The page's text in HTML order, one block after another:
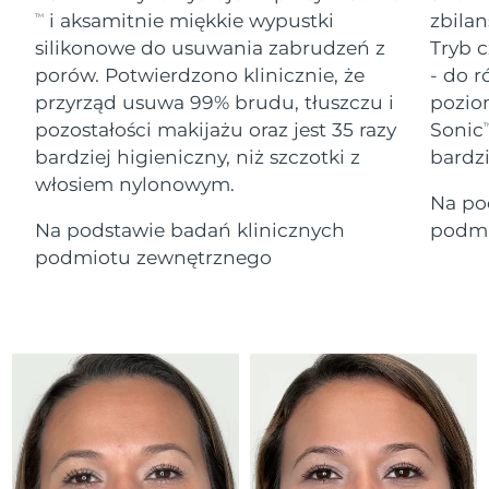
TM
i aksamitnie miękkie wypustki
silikonowe do usuwania zabrudzeń z
porów. Potwierdzono klinicznie, że
przyrząd usuwa 99% brudu, tłuszczu i
pozostałości makijażu oraz jest 35 razy
bardziej higieniczny, niż szczotki z
włosiem nylonowym.
Na podstawie badań klinicznych
podmiotu zewnętrznego
Tryb
- do
Sonic
Na
All revitalizing eye massagers
Advanced pore care essentials
Serum
For healthy hair
issa™ Teeth Whitening Gel
18% PAP
Kosmetyki Mężczyźni
Kupuj
Gibraltar
16/08/2026
Grecja
Oczekiwany czas dostawy
12/08/2026
SRA Hongkong
(Chiny)
Oczekiwany czas dostawy
13/08/2026
Oczekiwany czas dostawy
10/08/2026
Irlandia
Oczekiwany czas dostawy
12/08/2026
Wyspa Man
Oczekiwany czas dostawy
14/08/2026